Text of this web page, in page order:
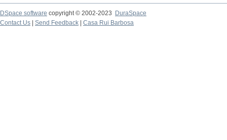
DSpace software copyright © 2002-2023
DuraSpace
Contact Us
Send Feedback Casa Rui Barbosa